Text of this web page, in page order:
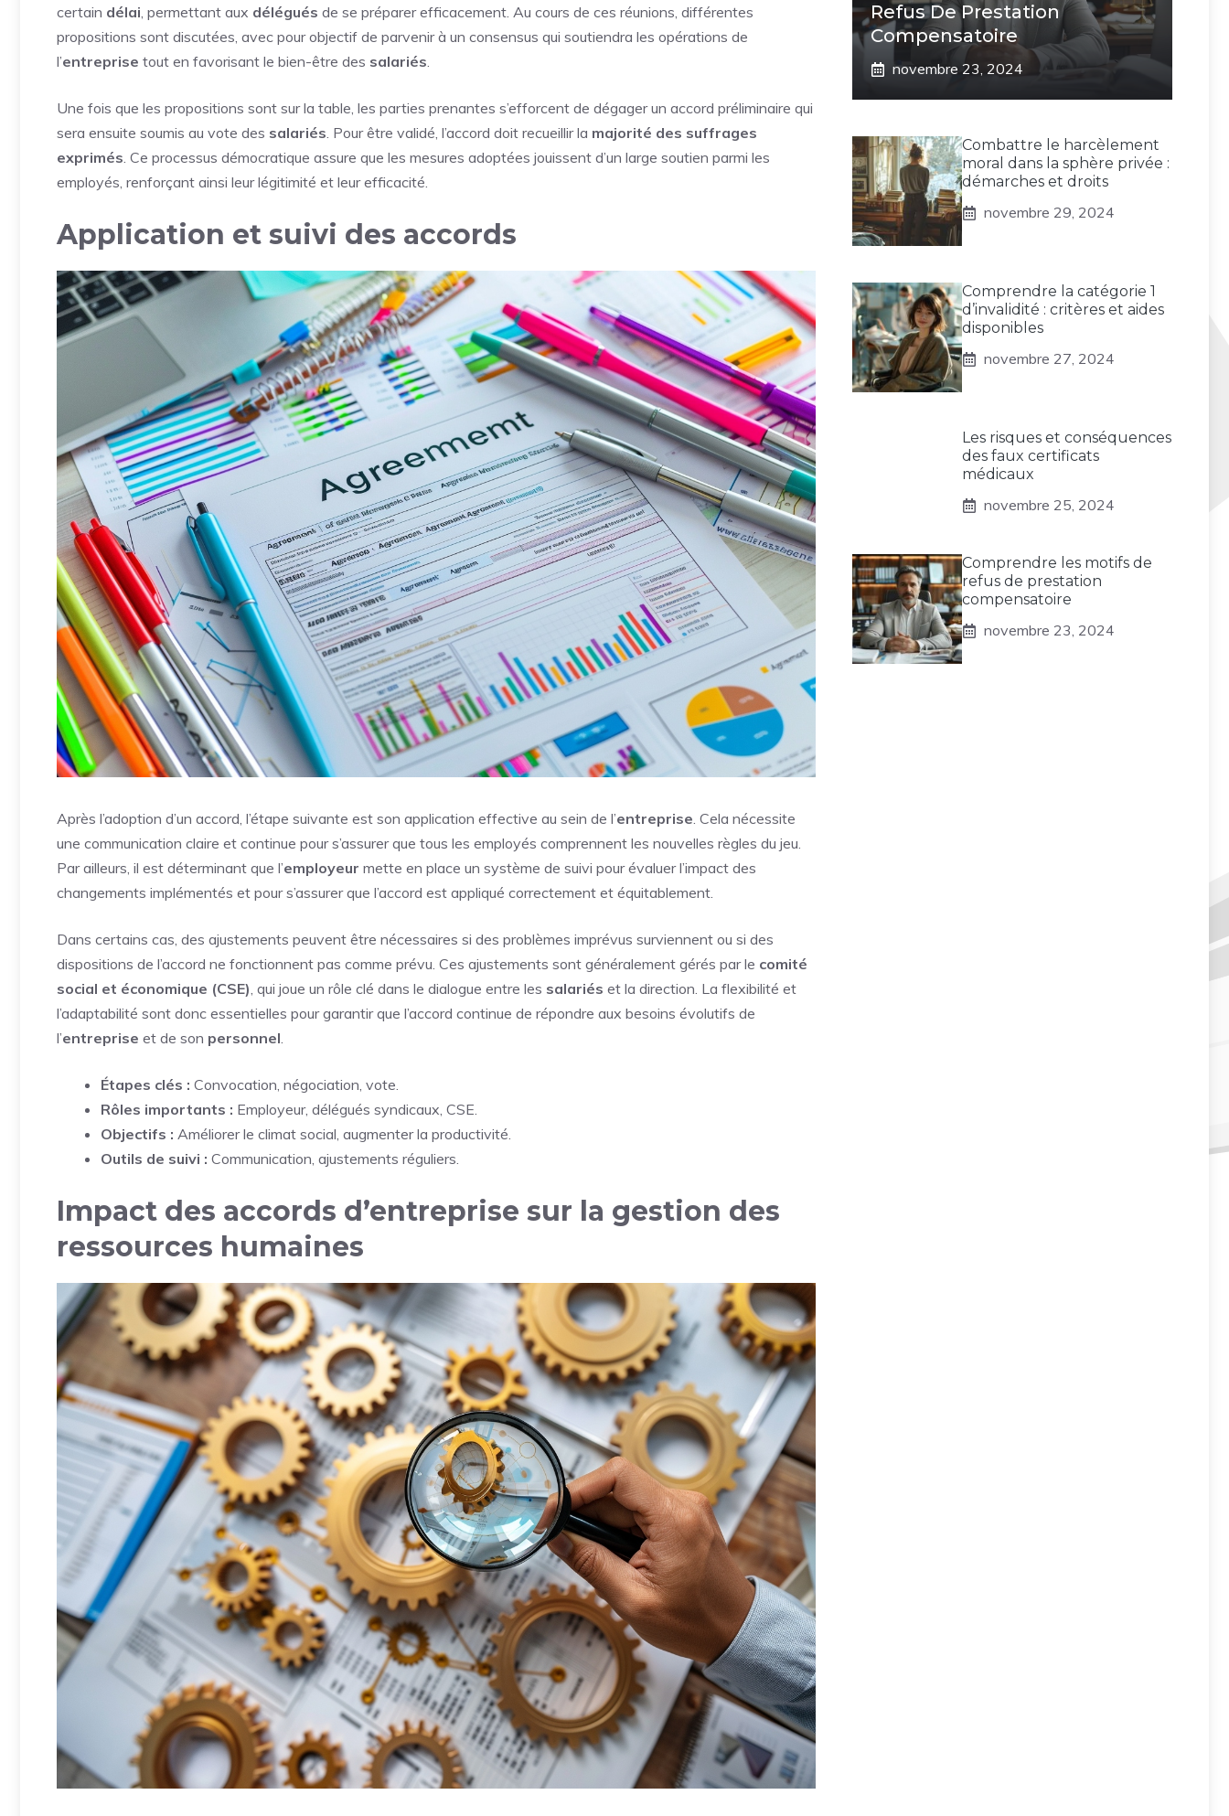
certain délai, permettant aux délégués de se préparer efficacement. Au cours de ces réunions, différentes
propositions sont discutées, avec pour objectif de parvenir à un consensus qui soutiendra les opérations de
l’entreprise tout en favorisant le bien-être des salariés.
Une fois que les propositions sont sur la table, les parties prenantes s’efforcent de dégager un accord préliminaire qui
sera ensuite soumis au vote des salariés. Pour être validé, l’accord doit recueillir la majorité des suffrages
exprimés. Ce processus démocratique assure que les mesures adoptées jouissent d’un large soutien parmi les
employés, renforçant ainsi leur légitimité et leur efficacité.
Application et suivi des accords
Après l’adoption d’un accord, l’étape suivante est son application effective au sein de l’entreprise . Cela nécessite
une communication claire et continue pour s’assurer que tous les employés comprennent les nouvelles règles du jeu.
Par ailleurs, il est déterminant que l’employeur mette en place un système de suivi pour évaluer l’impact des
changements implémentés et pour s’assurer que l’accord est appliqué correctement et équitablement.
Dans certains cas, des ajustements peuvent être nécessaires si des problèmes imprévus surviennent ou si des
dispositions de l’accord ne fonctionnent pas comme prévu. Ces ajustements sont généralement gérés par le comité
social et économique (CSE) , qui joue un rôle clé dans le dialogue entre les salariés et la direction. La flexibilité et
l’adaptabilité sont donc essentielles pour garantir que l’accord continue de répondre aux besoins évolutifs de
l’entreprise et de son personnel
Étapes clés : Convocation, négociation, vote.
Rôles importants : Employeur, délégués syndicaux, CSE.
Objectifs : Améliorer le climat social, augmenter la productivité.
Outils de suivi : Communication, ajustements réguliers.
Impact des accords d’entreprise sur la gestion des
ressources humaines
Refus De Prestation
Compensatoire
novembre 23, 2024
Combattre le harcèlement
moral dans la sphère privée :
démarches et droits
novembre 29, 2024
Comprendre la catégorie 1
d’invalidité : critères et aides
disponibles
novembre 27, 2024
Les risques et conséquences
des faux certificats
médicaux
novembre 25, 2024
Comprendre les motifs de
refus de prestation
compensatoire
novembre 23, 2024